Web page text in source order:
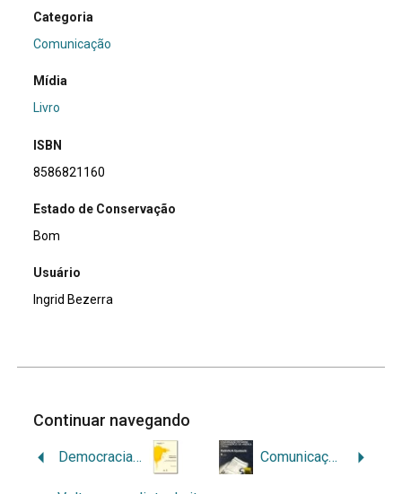
Categoria
Comunicação
Mídia
Livro
ISBN
8586821160
Estado de Conservação
Bom
Usuário
Ingrid Bezerra
Continuar navegando
Democracia audiovisual: uma proposta de articulação regional para o desenvolvimento Comunicação e Poder: a presença e o papel dos meios de massa estrangeiros na América Latina